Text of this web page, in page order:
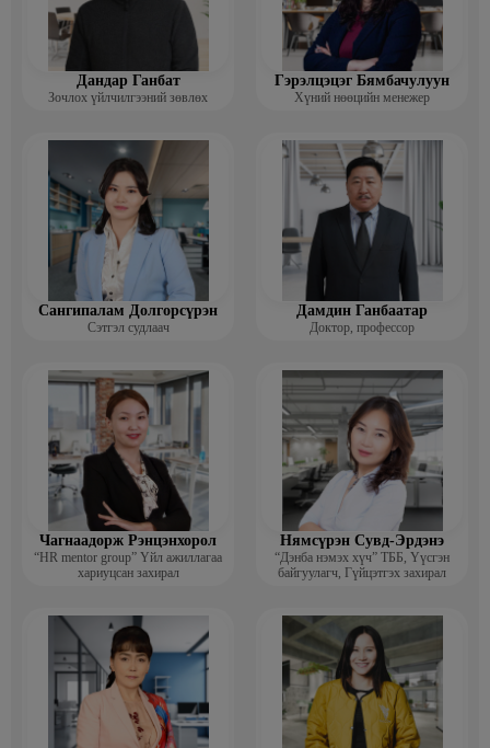
Дандар Ганбат
Зочлох үйлчилгээний зөвлөх
Гэрэлцэцэг Бямбачулуун
Хүний нөөцийн менежер
Сангипалам Долгорсүрэн
Сэтгэл судлаач
Дамдин Ганбаатар
Доктор, профессор
Чагнаадорж Рэнцэнхорол
“HR mentor group” Үйл ажиллагаа
хариуцсан захирал
Нямсүрэн Сувд-Эрдэнэ
“Дэнба нэмэх хүч” ТББ, Үүсгэн
байгуулагч, Гүйцэтгэх захирал